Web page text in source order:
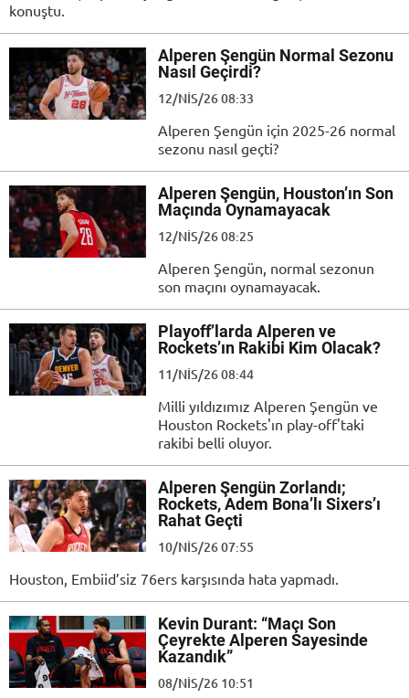
konuştu.
Alperen Şengün Normal Sezonu
Nasıl Geçirdi?
12/NIS/26 08:33
Alperen Şengün için 2025-26 normal
sezonu nasıl geçti?
Alperen Şengün, Houston’ın Son
Maçında Oynamayacak
12/NIS/26 08:25
Alperen Şengün, normal sezonun
son maçını oynamayacak.
Playoff’larda Alperen ve
Rockets’ın Rakibi Kim Olacak?
11/NIS/26 08:44
Milli yıldızımız Alperen Şengün ve
Houston Rockets'ın play-off'taki
rakibi belli oluyor.
Alperen Şengün Zorlandı;
Rockets, Adem Bona’lı Sixers’ı
Rahat Geçti
10/NIS/26 07:55
Houston, Embiid’siz 76ers karşısında hata yapmadı.
Kevin Durant: “Maçı Son
Çeyrekte Alperen Sayesinde
Kazandık”
08/NIS/26 10:51